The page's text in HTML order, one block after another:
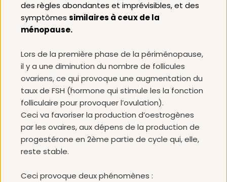
des règles abondantes et imprévisibles, et des
symptômes similaires à ceux de la
ménopause.
Lors de la première phase de la périménopause,
il y a une diminution du nombre de follicules
ovariens, ce qui provoque une augmentation du
taux de FSH (hormone qui stimule les la fonction
folliculaire pour provoquer l’ovulation).
Ceci va favoriser la production d’oestrogènes
par les ovaires, aux dépens de la production de
progestérone en 2ème partie de cycle qui, elle,
reste stable.
Ceci provoque deux phénomènes :